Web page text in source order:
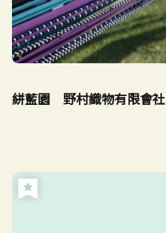
絣藍園 野村織物有限會社